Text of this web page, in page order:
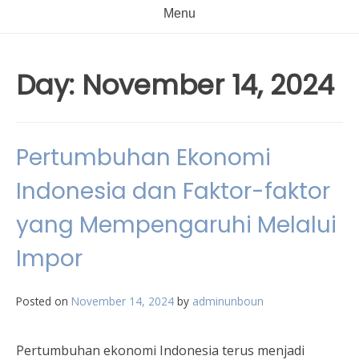
Menu
Day: November 14, 2024
Pertumbuhan Ekonomi
Indonesia dan Faktor-faktor
yang Mempengaruhi Melalui
Impor
Posted on November 14, 2024 by adminunboun
Pertumbuhan ekonomi Indonesia terus menjadi